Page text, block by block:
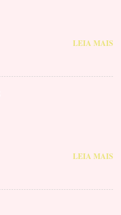
LEIA MAIS
LEIA MAIS